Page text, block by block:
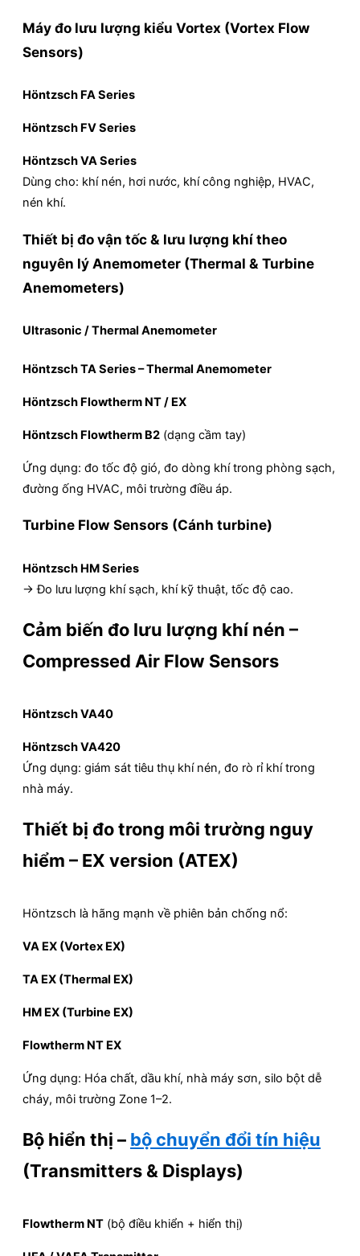
Máy đo lưu lượng kiểu Vortex (Vortex Flow
Sensors)
Höntzsch FA Series
Höntzsch FV Series
Höntzsch VA Series
Dùng cho: khí nén, hơi nước, khí công nghiệp, HVAC,
nén khí.
Thiết bị đo vận tốc & lưu lượng khí theo
nguyên lý Anemometer (Thermal & Turbine
Anemometers)
Ultrasonic / Thermal Anemometer
Höntzsch TA Series – Thermal Anemometer
Höntzsch Flowtherm NT / EX
Höntzsch Flowtherm B2 (dạng cầm tay)
Ứng dụng: đo tốc độ gió, đo dòng khí trong phòng sạch,
đường ống HVAC, môi trường điều áp.
Turbine Flow Sensors (Cánh turbine)
Höntzsch HM Series
→ Đo lưu lượng khí sạch, khí kỹ thuật, tốc độ cao.
Cảm biến đo lưu lượng khí nén –
Compressed Air Flow Sensors
Höntzsch VA40
Höntzsch VA420
Ứng dụng: giám sát tiêu thụ khí nén, đo rò rỉ khí trong
nhà máy.
Thiết bị đo trong môi trường nguy
hiểm – EX version (ATEX)
Höntzsch là hãng mạnh về phiên bản chống nổ:
VA EX (Vortex EX)
TA EX (Thermal EX)
HM EX (Turbine EX)
Flowtherm NT EX
Ứng dụng: Hóa chất, dầu khí, nhà máy sơn, silo bột dễ
cháy, môi trường Zone 1–2.
Bộ hiển thị – bộ chuyển đổi tín hiệu
(Transmitters & Displays)
Flowtherm NT (bộ điều khiển + hiển thị)